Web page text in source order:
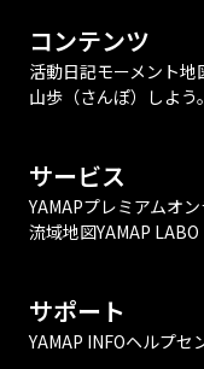
コンテンツ
活動日記モーメント地
山歩（さんぽ）しよう。
サービス
YAMAPプレミアムオ
流域地図YAMAP LABO
サポート
YAMAP INFOヘルプセ